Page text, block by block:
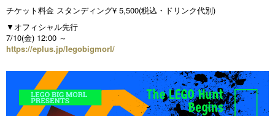
チケット料金 スタンディング¥ 5,500(税込・ドリンク代別)
▼オフィシャル先行
7/10(金) 12:00 ～
https://eplus.jp/legobigmorl/